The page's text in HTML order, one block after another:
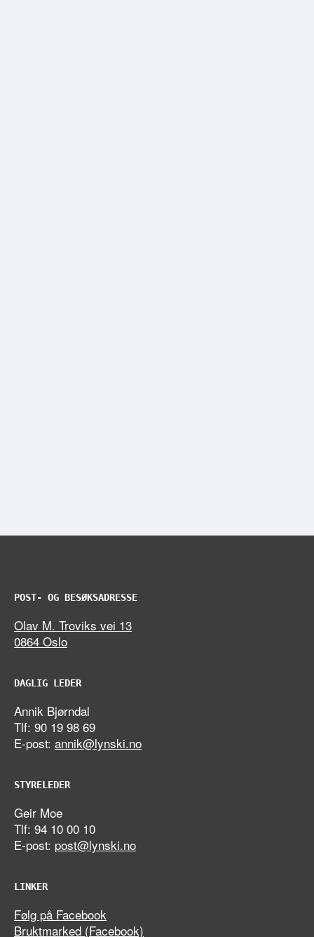
POST- OG BESØKSADRESSE
Olav M. Troviks vei 13
0864 Oslo
DAGLIG LEDER
Annik Bjørndal
Tlf: 90 19 98 69
E-post: annik@lynski.no
STYRELEDER
Geir Moe
Tlf: 94 10 00 10
E-post: post@lynski.no
LINKER
Følg på Facebook
Bruktmarked (Facebook)